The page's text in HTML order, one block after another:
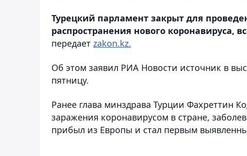
Турецкий парламент закрыт для
распространения нового коронавируса,
передает zakon.kz.
Об этом заявил РИА Новости источник в
пятницу.
Ранее глава минздрава Турции Фахреттин
заражения коронавирусом в стране,
прибыл из Европы и стал первым